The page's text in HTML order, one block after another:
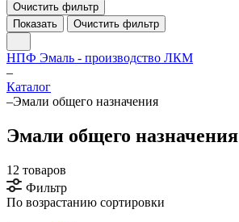
Очистить фильтр
Показать
Очистить фильтр
НПФ Эмаль - производство ЛКМ
–
Каталог
–Эмали общего назначения
Эмали общего назначения
12 товаров
Фильтр
По возрастанию сортировки